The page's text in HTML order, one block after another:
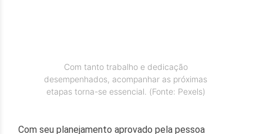
Com tanto trabalho e dedicação
desempenhados, acompanhar as próximas
etapas torna-se essencial. (Fonte: Pexels)
Com seu planejamento aprovado pela pessoa